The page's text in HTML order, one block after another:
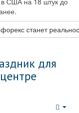
станет
для